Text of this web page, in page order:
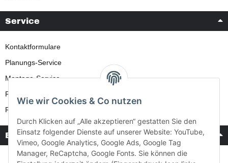
Service
Kontaktformulare
Planungs-Service
Montage-Service
Reparatur-Service
Retouren-Service
Bezahlung & Versand
Wie wir Cookies & Co nutzen
Durch Klicken auf „Alle akzeptieren“ gestatten Sie den
Einsatz folgender Dienste auf unserer Website: YouTube,
Vimeo, Google Analytics, Google Ads, Google Tag
Manager, ReCaptcha, Google Fonts. Sie können die